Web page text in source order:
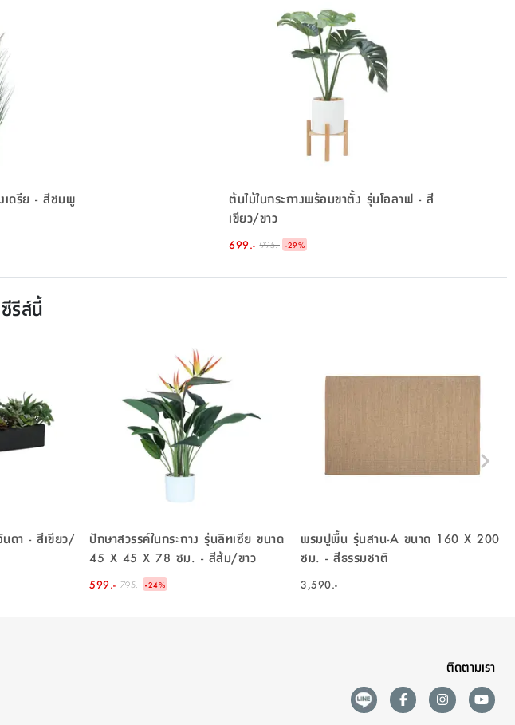
เดรีย - สีชมพู
ต้นไม้ในกระถางพร้อมขาตั้ง รุ่นโอลาฟ - สี
เขียว/ขาว
699.- 995.- -29%
รีส์นี้
นดา - สีเขียว/
ปักษาสวรรค์ในกระถาง รุ่นลิทเซีย ขนาด
45 X 45 X 78 ซม. - สีส้ม/ขาว
599.- 795.- -24%
พรมปูพื้น รุ่นสาน-A ขนาด 160 X 200
ซม. - สีธรรมชาติ
3,590.-
ติดตามเรา